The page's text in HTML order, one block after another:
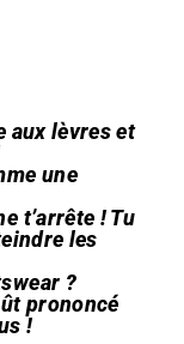
aux lèvres et
une
t’arrête ! Tu
les
?
prononcé
!